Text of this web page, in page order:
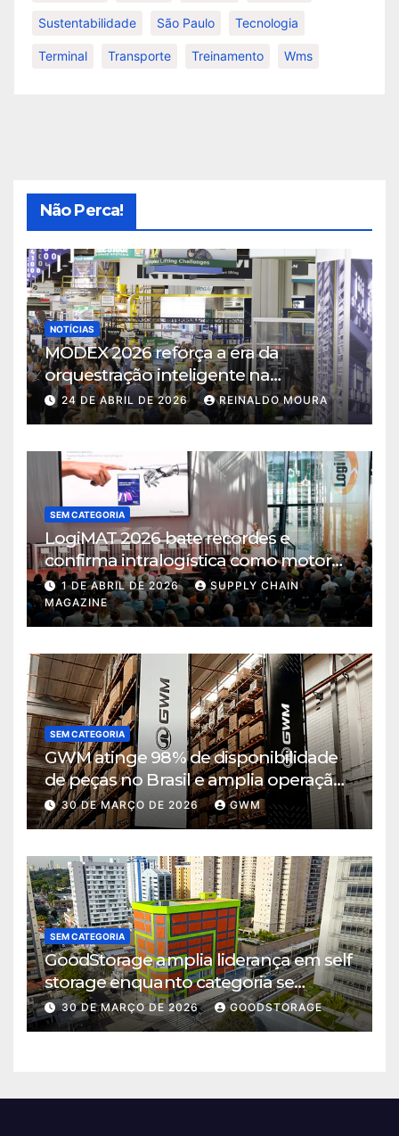
Sustentabilidade São Paulo Tecnologia
Terminal Transporte Treinamento Wms
Não Perca!
NOTÍCIAS
MODEX 2026 reforça a era da
orquestração inteligente na
intralogística
24 DE ABRIL DE 2026 REINALDO MOURA
SEM CATEGORIA
LogiMAT 2026 bate recordes e
confirma intralogística como motor
de decisão em tempos de incerteza
1 DE ABRIL DE 2026
SUPPLY CHAIN
MAGAZINE
SEM CATEGORIA
GWM atinge 98% de disponibilidade
de peças no Brasil e amplia operação
logística em Cajamar
30 DE MARÇO DE 2026 GWM
SEM CATEGORIA
GoodStorage amplia liderança em self
storage enquanto categoria se
consolida em São Paulo
30 DE MARÇO DE 2026 GOODSTORAGE